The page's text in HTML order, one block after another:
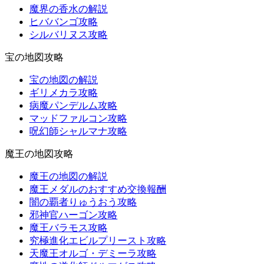
魔界の香水の解説
ヒババンゴ攻略
シルバリヌス攻略
宝の地図攻略
宝の地図の解説
ギリメカラ攻略
病魔パンデルム攻略
マッドファルコン攻略
呪幻師シャルマナ攻略
魔王の地図攻略
魔王の地図の解説
魔王メダルのおすすめ交換報酬
闇の覇者りゅうおう攻略
邪神官ハーゴン攻略
魔王バラモス攻略
究極進化エビルプリースト攻略
天魔王オルゴ・デミーラ攻略